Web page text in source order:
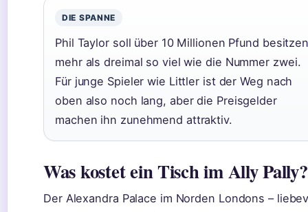
DIE SPANNE
Phil Taylor soll über 10 Millionen Pfund
mehr als dreimal so viel wie die Nummer zwei.
Für junge Spieler wie Littler ist der Weg nach
oben also noch lang, aber die Preisgelder
machen ihn zunehmend attraktiv.
Was kostet ein Tisch im Ally Pally?
Der Alexandra Palace im Norden Londons –